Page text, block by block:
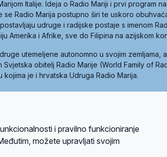
Italije. Ideja o Radio Mariji i prvi program
se Radio Marija postupno širi te uskoro
udruge i radijske postaje s imenom
Amerika i Afrike, sve do Filipina na azijskom
utemeljene autonomno u svojim
obitelj Radio Marije (World Family of
kojima je i hrvatska Udruga Radio Marija.
i pravilno funkcioniranje
možete upravljati svojim